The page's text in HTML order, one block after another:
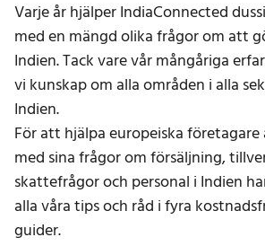
Varje år hjälper IndiaConnected
med en mängd olika frågor om att
Indien. Tack vare vår mångåriga
vi kunskap om alla områden i alla
Indien.
För att hjälpa europeiska
med sina frågor om försäljning,
skattefrågor och personal i Indien
alla våra tips och råd i fyra
guider.